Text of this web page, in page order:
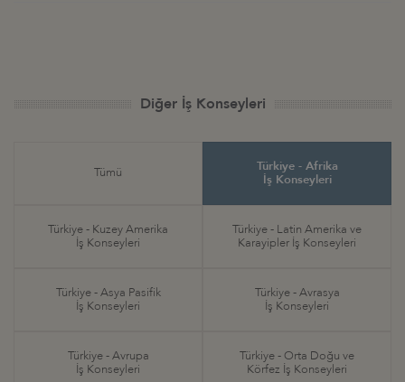
Diğer İş Konseyleri
Tümü
Türkiye - Afrika
İş Konseyleri
Türkiye - Kuzey Amerika
İş Konseyleri
Türkiye - Latin Amerika ve
Karayipler İş Konseyleri
Türkiye - Asya Pasifik
İş Konseyleri
Türkiye - Avrasya
İş Konseyleri
Türkiye - Avrupa
İş Konseyleri
Türkiye - Orta Doğu ve
Körfez İş Konseyleri